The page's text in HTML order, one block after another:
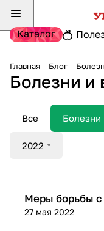
Каталог
Главная Блог
Болезни и
Все Болезни
2022
Болезни и
27 мая 2022
Меры борьбы